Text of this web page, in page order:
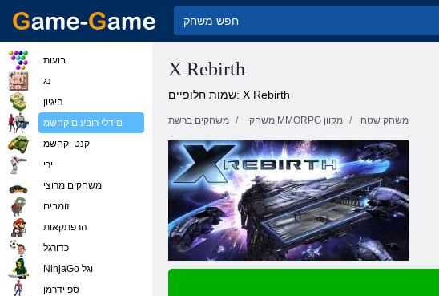
X Rebirth
שמות חלופיים: X Rebirth
משחקים ברשת משחקי MMORPG מקוון משחק שטח
בועות
נג
היגיון
םידלי רובע םיקחשמ
קנט יקחשמ
ירי
משחקים מרוצי
זומבים
הרפתקאות
כדורגל
NinjaGo וגל
ספיידרמן